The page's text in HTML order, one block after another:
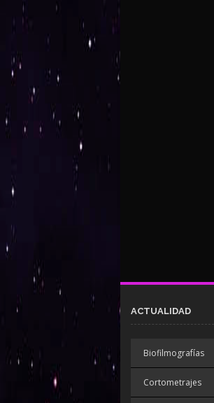
ACTUALIDAD
Biofilmografías
Cortometrajes